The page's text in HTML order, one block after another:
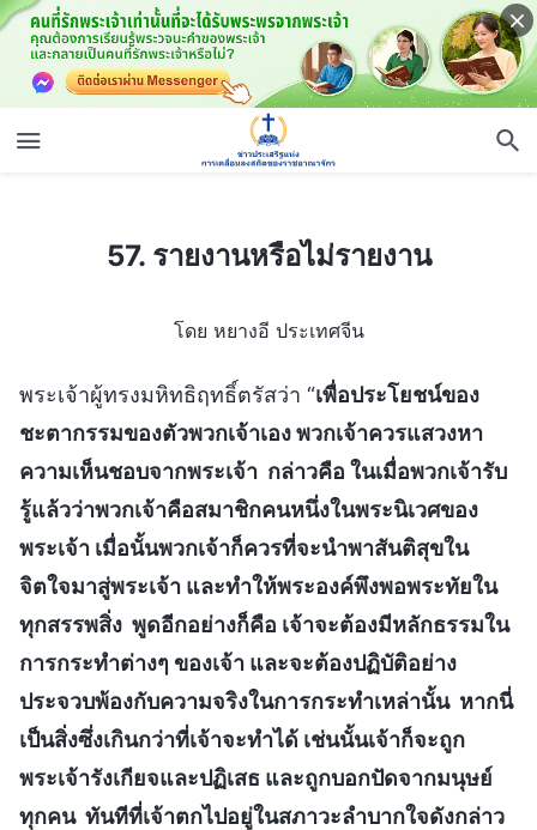
57. รายงานหรือไม่รายงาน
โดย หยางอี ประเทศจีน
พระเจ้าผู้ทรงมหิทธิฤทธิ์ตรัสว่า “เพื่อประโยชน์ของ
ชะตากรรมของตัวพวกเจ้าเอง พวกเจ้าควรแสวงหา
ความเห็นชอบจากพระเจ้า กล่าวคือ ในเมื่อพวกเจ้ารับ
รู้แล้วว่าพวกเจ้าคือสมาชิกคนหนึ่งในพระนิเวศของ
พระเจ้า เมื่อนั้นพวกเจ้าก็ควรที่จะนำพาสันติสุขใน
จิตใจมาสู่พระเจ้า และทำให้พระองค์พึงพอพระทัยใน
ทุกสรรพสิ่ง พูดอีกอย่างก็คือ เจ้าจะต้องมีหลักธรรมใน
การกระทำต่างๆ ของเจ้า และจะต้องปฏิบัติอย่าง
ประจวบพ้องกับความจริงในการกระทำเหล่านั้น หากนี่
เป็นสิ่งซึ่งเกินกว่าที่เจ้าจะทำได้ เช่นนั้นเจ้าก็จะถูก
พระเจ้ารังเกียจและปฏิเสธ และถูกบอกปัดจากมนุษย์
ทุกคน ทันทีที่เจ้าตกไปอยู่ในสภาวะลำบากใจดังกล่าว